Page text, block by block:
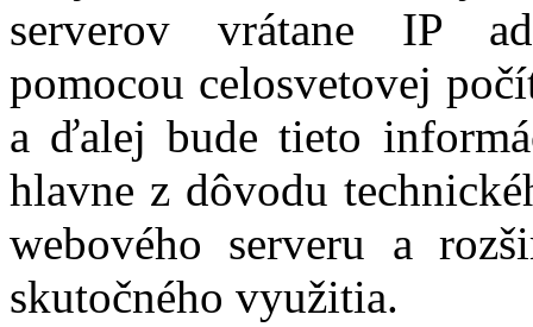
serverov vrátane IP
pomocou celosvetovej
a ďalej bude tieto
hlavne z dôvodu
webového serveru a
skutočného využitia.